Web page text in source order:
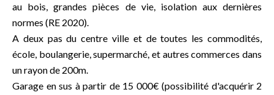
au bois, grandes pièces de vie, isolation aux dernières
normes (RE 2020).
A deux pas du centre ville et de toutes les commodités,
école, boulangerie, supermarché, et autres commerces dans
un rayon de 200m.
Garage en sus à partir de 15 000€ (possibilité d'acquérir 2